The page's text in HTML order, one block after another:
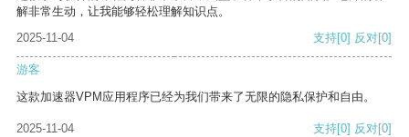
解非常生动，让我能够轻松理解知识点。
2025-11-04
支持[0] 反对[0]
游客
这款加速器VPM应用程序已经为我们带来了无限的隐私保护和自由。
2025-11-04 支持[0] 反对[0]